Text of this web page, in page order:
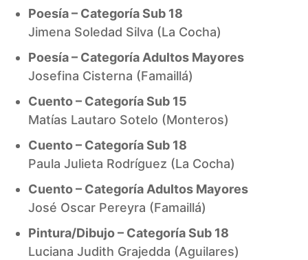
Poesía – Categoría Sub 18
Jimena Soledad Silva (La Cocha)
Poesía – Categoría Adultos Mayores
Josefina Cisterna (Famaillá)
Cuento – Categoría Sub 15
Matías Lautaro Sotelo (Monteros)
Cuento – Categoría Sub 18
Paula Julieta Rodríguez (La Cocha)
Cuento – Categoría Adultos Mayores
José Oscar Pereyra (Famaillá)
Pintura/Dibujo – Categoría Sub 18
Luciana Judith Grajedda (Aguilares)